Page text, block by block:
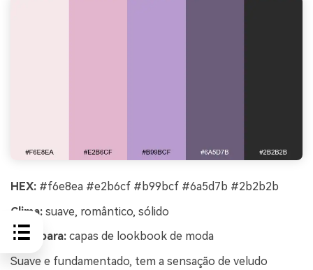
HEX: #f6e8ea #e2b6cf #b99bcf #6a5d7b #2b2b2b
Clima: suave, romântico, sólido
Ideal para: capas de lookbook de moda
Suave e fundamentado, tem a sensação de veludo